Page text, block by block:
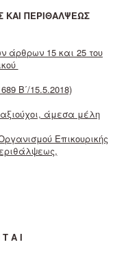
ΚΑΙ ΠΕΡΙΘΑΛΨΕΩΣ
άρθρων 15 και 25 του
Β΄/15.5.2018)
άμεσα μέλη
Επικουρικής
Α Ι